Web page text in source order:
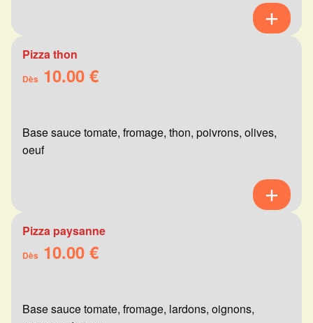
Pizza thon
Dès 10.00 €
Base sauce tomate, fromage, thon, poivrons, olives,
oeuf
Pizza paysanne
Dès 10.00 €
Base sauce tomate, fromage, lardons, oignons,